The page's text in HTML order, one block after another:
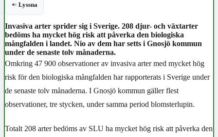
Lyssna
Invasiva arter sprider sig i Sverige. 208 djur- och växtarter
bedöms ha mycket hög risk att påverka den biologiska
mångfalden i landet. Nio av dem har setts i Gnosjö kommun
under de senaste tolv månaderna.
Omkring 47 900 observationer av invasiva arter med mycket hög
risk för den biologiska mångfalden har rapporterats i Sverige under
de senaste tolv månaderna. I Gnosjö kommun gäller flest
observationer, tre stycken, under samma period blomsterlupin.
Totalt 208 arter bedöms av SLU ha mycket hög risk att påverka den